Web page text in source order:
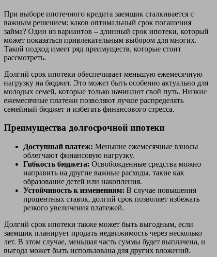
При выборе ипотечного кредита заемщик сталкивается с
важным решением: каков оптимальный срок погашения
займа? Один из вариантов – длинный срок ипотеки, который
может показаться привлекательным выбором для многих.
Такой подход имеет ряд преимуществ, которые стоит
рассмотреть.
Долгий срок ипотеки обеспечивает меньшую ежемесячную
нагрузку на бюджет. Это может быть особенно актуально для
молодых семей, которые только начинают свой путь. Низкие
ежемесячные платежи позволяют лучше распределять
семейный бюджет и избегать финансового стресса.
Преимущества долгосрочной ипотеки
Доступный платеж: Меньшие ежемесячные взносы
облегчают финансовую нагрузку.
Гибкость бюджета: Освобожденные средства можно
направить на другие важные расходы, такие как
образование детей или накопления.
Устойчивость к изменениям: В случае повышения
процентных ставок, долгий срок позволяет избежать
резкого увеличения платежей.
Долгий срок ипотеки также может быть выгодным, если
заемщик планирует продать недвижимость через несколько
лет. В этом случае, меньшая часть суммы будет выплачена, и
выгода может быть использована для других вложений.